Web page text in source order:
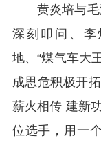
黄炎培与
深刻叩问、
地、“煤气车大
成思危积极开
薪火相传 建新
位选手，用一